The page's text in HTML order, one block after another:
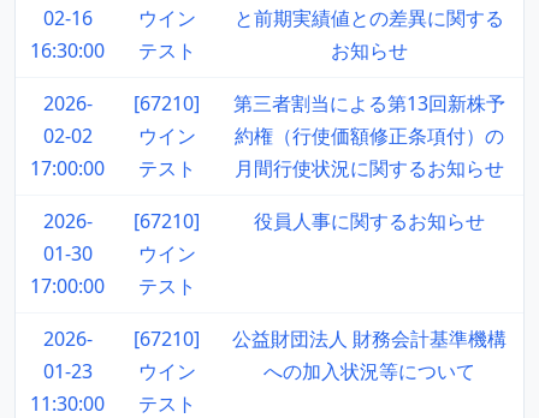
02-16
16:30:00
ウイン
テスト
と前期実績値との差異に関する
お知らせ
2026-
02-02
17:00:00
[67210]
ウイン
テスト
第三者割当による第13回新株予
約権（行使価額修正条項付）の
月間行使状況に関するお知らせ
2026-
01-30
17:00:00
[67210]
ウイン
テスト
役員人事に関するお知らせ
2026-
01-23
11:30:00
[67210]
ウイン
テスト
公益財団法人 財務会計基準機構
への加入状況等について